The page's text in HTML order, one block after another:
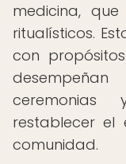
medicina,
ritualísticos.
con
restablecer el
comunidad.